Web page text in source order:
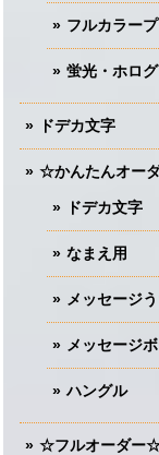
フルカラー
蛍光・ホロ
ドデカ文字
☆かんたんオー
ドデカ文字
なまえ用
メッセージ
メッセージ
ハングル
☆フルオーダー